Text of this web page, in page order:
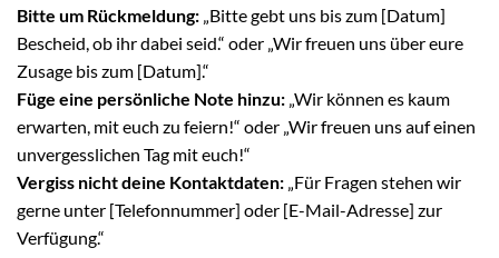
Bitte um Rückmeldung: „Bitte gebt uns bis zum [Datum]
Bescheid, ob ihr dabei seid.“ oder „Wir freuen uns über eure
Zusage bis zum [Datum].“
Füge eine persönliche Note hinzu: „Wir können es kaum
erwarten, mit euch zu feiern!“ oder „Wir freuen uns auf einen
unvergesslichen Tag mit euch!“
Vergiss nicht deine Kontaktdaten: „Für Fragen stehen wir
gerne unter [Telefonnummer] oder [E-Mail-Adresse] zur
Verfügung.“